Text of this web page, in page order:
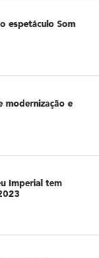
espetáculo Som
modernização e
Imperial tem